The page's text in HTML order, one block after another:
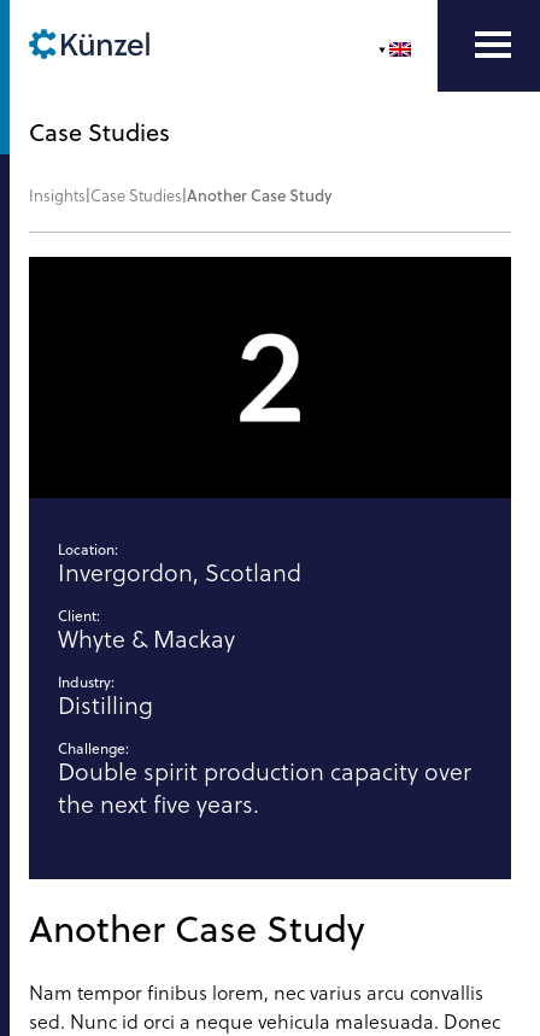
Case Studies
Insights|Case Studies|Another Case Study
Location:
Invergordon, Scotland
Client:
Whyte & Mackay
Industry:
Distilling
Challenge:
Double spirit production capacity over
the next five years.
Another Case Study
Nam tempor finibus lorem, nec varius arcu convallis
sed. Nunc id orci a neque vehicula malesuada. Donec